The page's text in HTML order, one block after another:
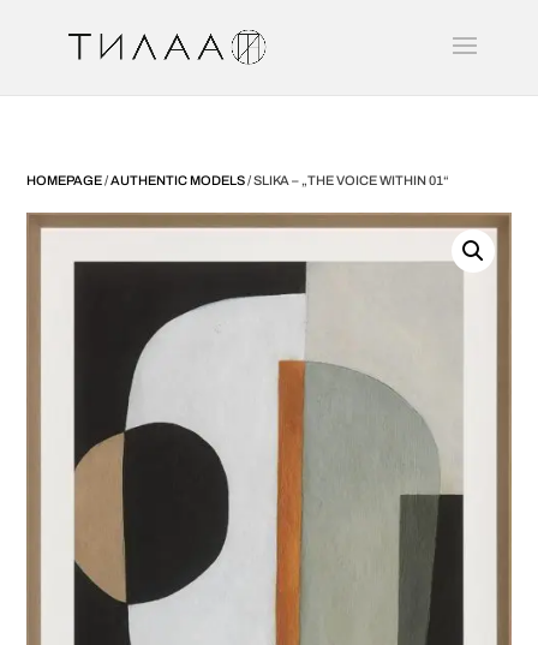
HOMEPAGE/AUTHENTIC MODELS/ SLIKA – „THE VOICE WITHIN 01“